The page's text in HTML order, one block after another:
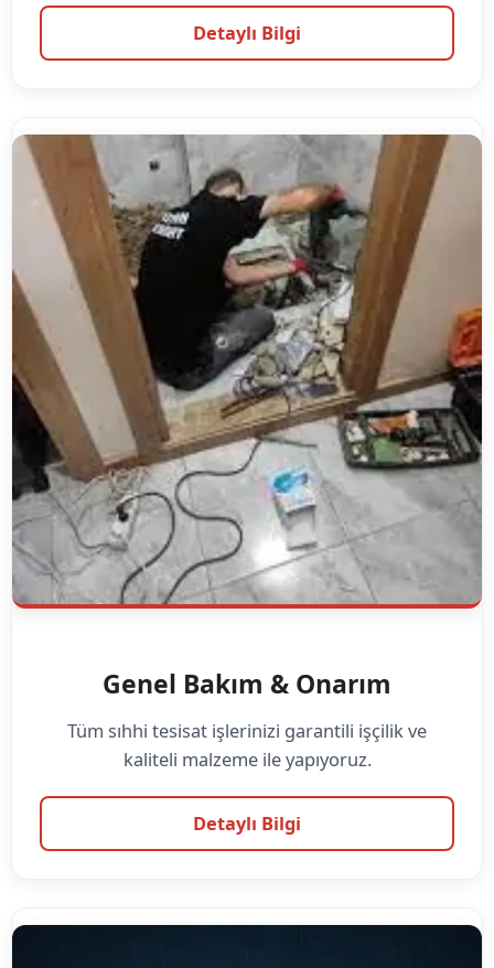
Detaylı Bilgi
Genel Bakım & Onarım
Tüm sıhhi tesisat işlerinizi garantili işçilik ve
kaliteli malzeme ile yapıyoruz.
Detaylı Bilgi